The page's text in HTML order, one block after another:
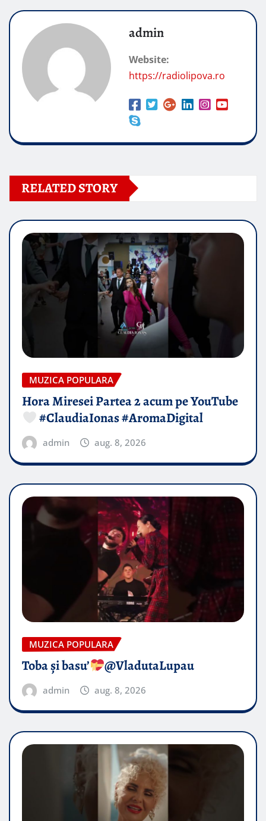
admin
Website:
https://radiolipova.ro
RELATED STORY
MUZICA POPULARA
Hora Miresei Partea 2 acum pe YouTube
#ClaudiaIonas #AromaDigital
admin aug. 8, 2026
MUZICA POPULARA
Toba și basu’ @VladutaLupau
admin aug. 8, 2026